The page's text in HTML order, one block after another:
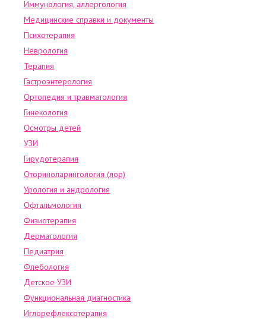
Иммунология, аллергология
Медицинские справки и документы
Психотерапия
Неврология
Терапия
Гастроэнтерология
Ортопедия и травматология
Гинекология
Осмотры детей
УЗИ
Гирудотерапия
Оториноларингология (лор)
Урология и андрология
Офтальмология
Физиотерапия
Дерматология
Педиатрия
Флебология
Детское УЗИ
Функциональная диагностика
Иглорефлексотерапия